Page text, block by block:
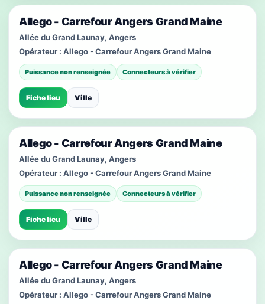
Allego - Carrefour Angers Grand Maine
Allée du Grand Launay, Angers
Opérateur : Allego - Carrefour Angers Grand Maine
Puissance non renseignée Connecteurs à vérifier
Fiche lieu Ville
Allego - Carrefour Angers Grand Maine
Allée du Grand Launay, Angers
Opérateur : Allego - Carrefour Angers Grand Maine
Puissance non renseignée Connecteurs à vérifier
Fiche lieu Ville
Allego - Carrefour Angers Grand Maine
Allée du Grand Launay, Angers
Opérateur : Allego - Carrefour Angers Grand Maine